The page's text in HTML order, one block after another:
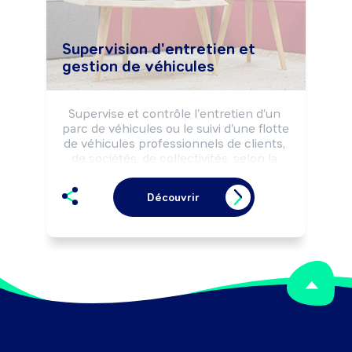
Supervision d'entretien et
gestion de véhicules
Supervise et contrôle l'entretien d'un
parc de véhicules ou le suivi d'une flotte
de véhicules professionnels de clients,
de sociétés, de collectivités, selon la
impératifs de coût, délai et qualité.
Découvrir